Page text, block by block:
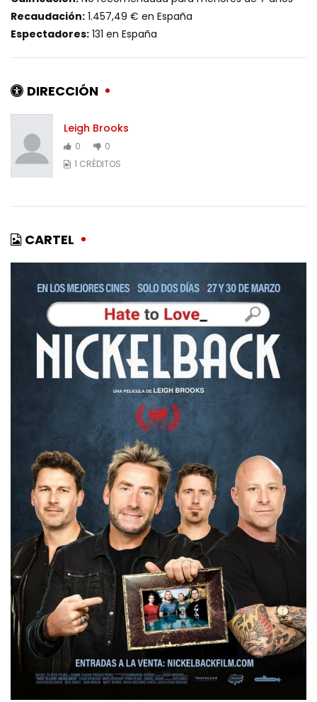
Recaudación: 1.457,49 € en España
Espectadores: 131 en España
DIRECCIÓN
Leigh Brooks
0
0
1 CRÉDITOS
CARTEL